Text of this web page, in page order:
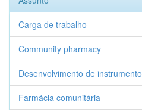
Carga de trabalho
Community pharmacy
Desenvolvimento de instrumento
Farmácia comunitária